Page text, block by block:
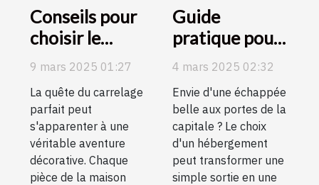
Conseils pour
choisir le
carrelage
chaque pièce
de la maison
9 mars 2025 01:27
La quête du carrelage
parfait peut
s'apparenter à une
véritable aventure
décorative. Chaque
pièce de la maison
Guide
pratique pour
choisir son
atypique
autour de
Paris
4 mars 2025 02:32
Envie d'une échappée
belle aux portes de la
capitale ? Le choix
d'un hébergement
peut transformer une
simple sortie en une